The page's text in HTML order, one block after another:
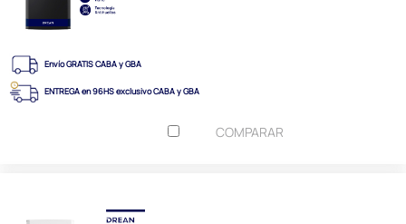
Envío GRATIS CABA y GBA
ENTREGA en 96HS exclusivo CABA y GBA
COMPARAR